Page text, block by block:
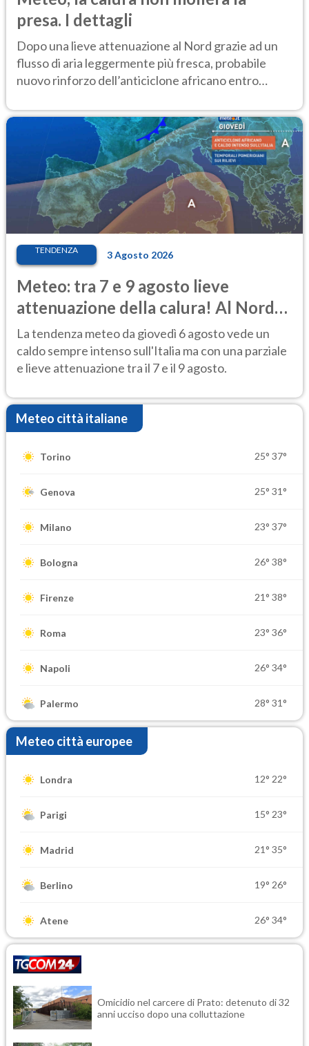
presa. I dettagli
Dopo una lieve attenuazione al Nord grazie ad un
flusso di aria leggermente più fresca, probabile
nuovo rinforzo dell’anticiclone africano entro
TENDENZA 3 Agosto 2026
Meteo: tra 7 e 9 agosto lieve
attenuazione della calura! Al Nord
rischio temporali
La tendenza meteo da giovedì 6 agosto vede un
caldo sempre intenso sull'Italia ma con una parziale
e lieve attenuazione tra il 7 e il 9 agosto.
Meteo città italiane
Torino 25° 37°
Genova 25° 31°
Milano 23° 37°
Bologna 26° 38°
Firenze 21° 38°
Roma 23° 36°
Napoli 26° 34°
Palermo 28° 31°
Meteo città europee
Londra 12° 22°
Parigi 15° 23°
Madrid 21° 35°
Berlino 19° 26°
Atene 26° 34°
Omicidio nel carcere di Prato: detenuto di 32
anni ucciso dopo una colluttazione